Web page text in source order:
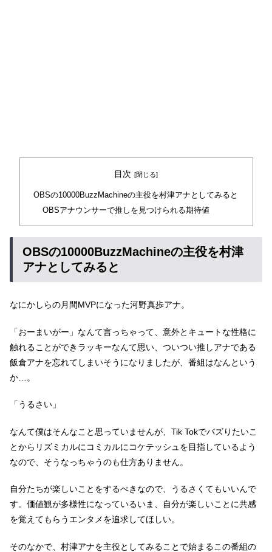
目次
OBSの10000BuzzMachineの主役を村津アナとしてみると
OBSアナウンサーで推しを見つけられる期待値
OBSの10000BuzzMachineの主役を村津
アナとしてみると
なにかしらの月間MVPになった河野真歩アナ。
「おーまいがー」なんて言っちゃって、意外とキュートな性格に
触れることができラッキーなんて思い、ついつい推しアナである
飯倉アナを忘れてしまいそうになりましたが、番組はなんという
か…。
「うるさい」
なんて僕はそんなこと思っていませんが、Tik Tokでバズりたいこ
とからリズミカルにコミカルにコケテッシュを目指しているよう
なので、そうなっちゃうのも仕方ありません。
自分たちが楽しいことをするべきなので、うるさくてもいいんで
す。価値観が多様性になっているいま、自分が楽しいことに共感
を覚えてもらうエンタメを追求してほしい。
そのなかで、村津アナを主役としてみることで始まるこの番組の